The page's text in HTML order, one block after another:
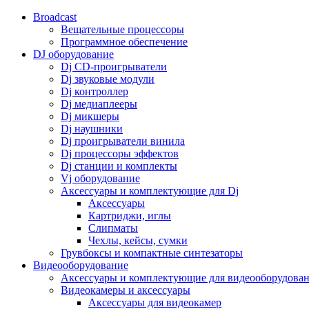
Broadcast
Вещательные процессоры
Программное обеспечение
DJ оборудование
Dj CD-проигрыватели
Dj звуковые модули
Dj контроллер
Dj медиаплееры
Dj микшеры
Dj наушники
Dj проигрыватели винила
Dj процессоры эффектов
Dj станции и комплекты
Vj оборудование
Аксессуары и комплектующие для Dj
Аксессуары
Картриджи, иглы
Слипматы
Чехлы, кейсы, сумки
Грувбоксы и компактные синтезаторы
Видеооборудование
Аксессуары и комплектующие для
Видеокамеры и аксессуары
Аксессуары для видеокамер